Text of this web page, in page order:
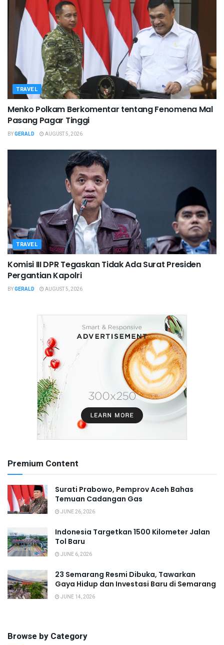
TRAVEL
Menko Polkam Berkomentar tentang Fenomena Mal
Pasang Pagar Tinggi
BYGERALD AUGUST 5, 2026
TRAVEL
Komisi III DPR Tegaskan Tidak Ada Surat Presiden
Pergantian Kapolri
BYGERALD AUGUST 5, 2026
Premium Content
Surati Prabowo, Pemprov Aceh Bahas
Temuan Cadangan Gas
JUNE 26, 2026
Indonesia Targetkan 1500 Kilometer Jalan
Tol Baru
JUNE 6, 2026
23 Semarang Resmi Dibuka, Tawarkan
Gaya Hidup dan Investasi Baru di Semarang
JUNE 14, 2026
Browse by Category